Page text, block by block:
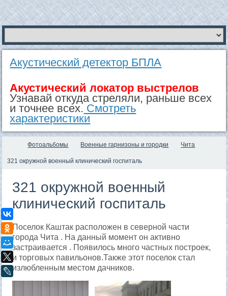
Одноклассники
Мой Мир
X
LiveJournal
Акустический детектор БПЛА
Акустический локатор выстрелов
Узнавай откуда стреляли, раньше всех
и точнее всех. Смотреть
характеристики
Фотоальбомы Военные гарнизоны и городки Чита
321 окружной военный клинический госпиталь
321 окружной военный
клинический госпиталь
Поселок Каштак расположен в северной части
города Чита . На данный момент он активно
застраивается . Появилось много частных построек,
и торговых павильонов.Также этот поселок стал
излюбленным местом дачников.